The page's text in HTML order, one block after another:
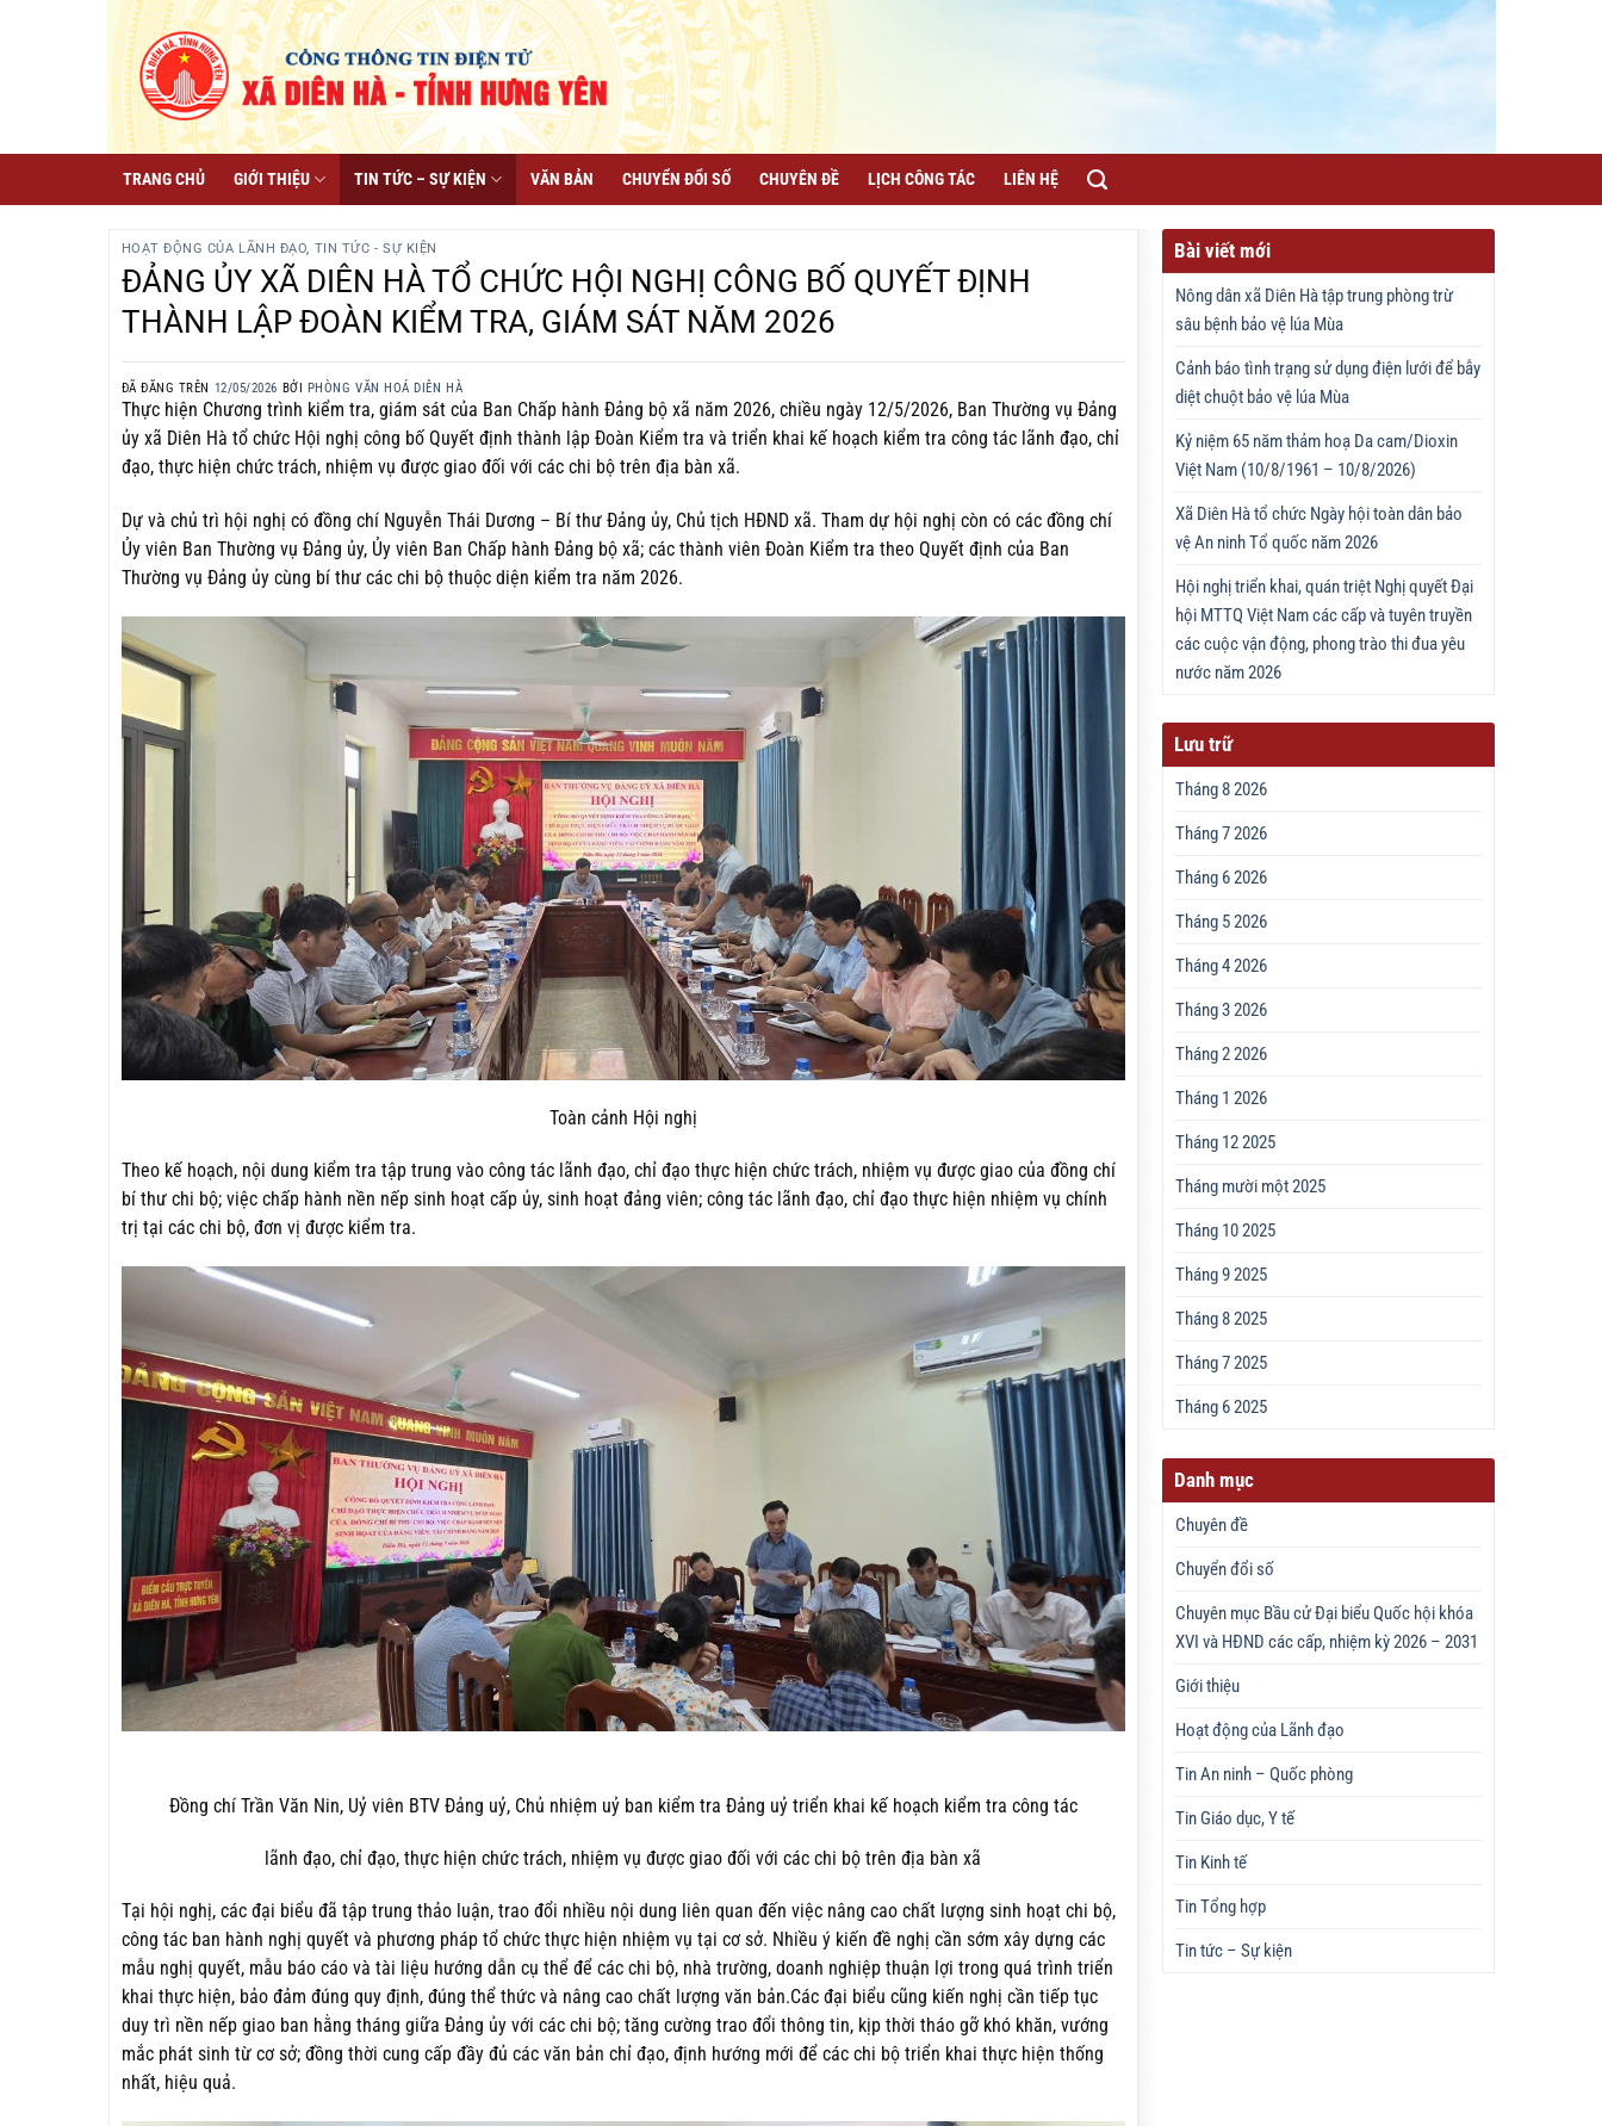
TRANG CHỦ GIỚI THIỆU TIN TỨC – SỰ KIỆN VĂN BẢN CHUYỂN ĐỔI SỐ CHUYÊN ĐỀ LỊCH CÔNG TÁC LIÊN HỆ
HOẠT ĐỘNG CỦA LÃNH ĐẠO, TIN TỨC - SỰ KIỆN
ĐẢNG ỦY XÃ DIÊN HÀ TỔ CHỨC HỘI NGHỊ CÔNG BỐ QUYẾT ĐỊNH
THÀNH LẬP ĐOÀN KIỂM TRA, GIÁM SÁT NĂM 2026
ĐÃ ĐĂNG TRÊN 12/05/2026 BỞI PHÒNG VĂN HOÁ DIÊN HÀ
Thực hiện Chương trình kiểm tra, giám sát của Ban Chấp hành Đảng bộ xã năm 2026, chiều ngày 12/5/2026, Ban Thường vụ Đảng
ủy xã Diên Hà tổ chức Hội nghị công bố Quyết định thành lập Đoàn Kiểm tra và triển khai kế hoạch kiểm tra công tác lãnh đạo, chỉ
đạo, thực hiện chức trách, nhiệm vụ được giao đối với các chi bộ trên địa bàn xã.
Dự và chủ trì hội nghị có đồng chí Nguyễn Thái Dương – Bí thư Đảng ủy, Chủ tịch HĐND xã. Tham dự hội nghị còn có các đồng chí
Ủy viên Ban Thường vụ Đảng ủy, Ủy viên Ban Chấp hành Đảng bộ xã; các thành viên Đoàn Kiểm tra theo Quyết định của Ban
Thường vụ Đảng ủy cùng bí thư các chi bộ thuộc diện kiểm tra năm 2026.
Toàn cảnh Hội nghị
Theo kế hoạch, nội dung kiểm tra tập trung vào công tác lãnh đạo, chỉ đạo thực hiện chức trách, nhiệm vụ được giao của đồng chí
bí thư chi bộ; việc chấp hành nền nếp sinh hoạt cấp ủy, sinh hoạt đảng viên; công tác lãnh đạo, chỉ đạo thực hiện nhiệm vụ chính
trị tại các chi bộ, đơn vị được kiểm tra.
Đồng chí Trần Văn Nin, Uỷ viên BTV Đảng uỷ, Chủ nhiệm uỷ ban kiểm tra Đảng uỷ triển khai kế hoạch kiểm tra công tác
lãnh đạo, chỉ đạo, thực hiện chức trách, nhiệm vụ được giao đối với các chi bộ trên địa bàn xã
Tại hội nghị, các đại biểu đã tập trung thảo luận, trao đổi nhiều nội dung liên quan đến việc nâng cao chất lượng sinh hoạt chi bộ,
công tác ban hành nghị quyết và phương pháp tổ chức thực hiện nhiệm vụ tại cơ sở. Nhiều ý kiến đề nghị cần sớm xây dựng các
mẫu nghị quyết, mẫu báo cáo và tài liệu hướng dẫn cụ thể để các chi bộ, nhà trường, doanh nghiệp thuận lợi trong quá trình triển
khai thực hiện, bảo đảm đúng quy định, đúng thể thức và nâng cao chất lượng văn bản.Các đại biểu cũng kiến nghị cần tiếp tục
duy trì nền nếp giao ban hằng tháng giữa Đảng ủy với các chi bộ; tăng cường trao đổi thông tin, kịp thời tháo gỡ khó khăn, vướng
mắc phát sinh từ cơ sở; đồng thời cung cấp đầy đủ các văn bản chỉ đạo, định hướng mới để các chi bộ triển khai thực hiện thống
nhất, hiệu quả.
Bài viết mới
Nông dân xã Diên Hà tập trung phòng trừ
sâu bệnh bảo vệ lúa Mùa
Cảnh báo tình trạng sử dụng điện lưới để bẫy
diệt chuột bảo vệ lúa Mùa
Kỷ niệm 65 năm thảm hoạ Da cam/Dioxin
Việt Nam (10/8/1961 – 10/8/2026)
Xã Diên Hà tổ chức Ngày hội toàn dân bảo
vệ An ninh Tổ quốc năm 2026
Hội nghị triển khai, quán triệt Nghị quyết Đại
hội MTTQ Việt Nam các cấp và tuyên truyền
các cuộc vận động, phong trào thi đua yêu
nước năm 2026
Lưu trữ
Tháng 8 2026
Tháng 7 2026
Tháng 6 2026
Tháng 5 2026
Tháng 4 2026
Tháng 3 2026
Tháng 2 2026
Tháng 1 2026
Tháng 12 2025
Tháng mười một 2025
Tháng 10 2025
Tháng 9 2025
Tháng 8 2025
Tháng 7 2025
Tháng 6 2025
Danh mục
Chuyên đề
Chuyển đổi số
Chuyên mục Bầu cử Đại biểu Quốc hội khóa
XVI và HĐND các cấp, nhiệm kỳ 2026 – 2031
Giới thiệu
Hoạt động của Lãnh đạo
Tin An ninh – Quốc phòng
Tin Giáo dục, Y tế
Tin Kinh tế
Tin Tổng hợp
Tin tức – Sự kiện